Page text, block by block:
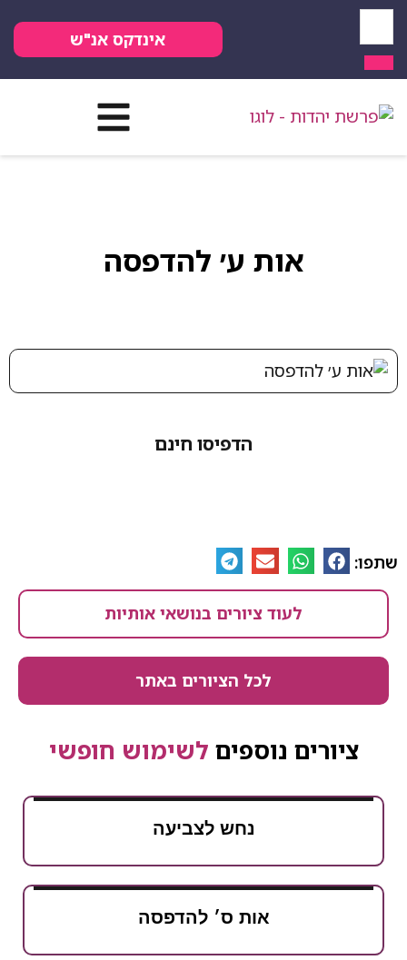
אינדקס אנ"ש
אות ע׳ להדפסה
הדפיסו חינם
לעוד ציורים בנושאי אותיות
לכל הציורים באתר
נוספים לשימוש חופשי
נחש לצביעה
אות ס׳ להדפסה